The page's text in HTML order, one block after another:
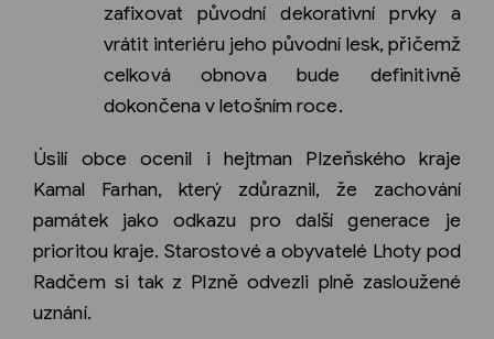
zafixovat původní dekorativní prvky a
vrátit interiéru jeho původní lesk, přičemž
celková obnova bude definitivně
dokončena v letošním roce.
Úsilí obce ocenil i hejtman Plzeňského kraje
Kamal Farhan, který zdůraznil, že zachování
památek jako odkazu pro další generace je
prioritou kraje. Starostové a obyvatelé Lhoty pod
Radčem si tak z Plzně odvezli plně zasloužené
uznání.